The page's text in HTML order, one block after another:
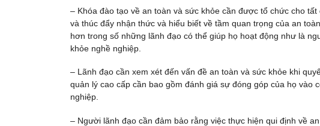
– Khóa đào tạo về an toàn và sức khỏe cần được tổ chức cho
và thúc đẩy nhận thức và hiểu biết về tầm quan trọng của an
hơn trong số những lãnh đạo có thể giúp họ hoạt động như là
khỏe nghề nghiệp.
– Lãnh đạo cần xem xét đến vấn đề an toàn và sức khỏe khi
quản lý cao cấp cần bao gồm đánh giá sự đóng góp của họ vào
nghiệp.
– Người lãnh đạo cần đảm bảo rằng việc thực hiện qui định về